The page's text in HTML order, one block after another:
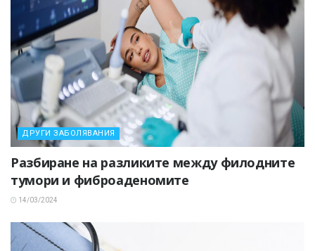
ДРУГИ ЗАБОЛЯВАНИЯ
Разбиране на разликите между филодните
тумори и фиброаденомите
14/03/2024